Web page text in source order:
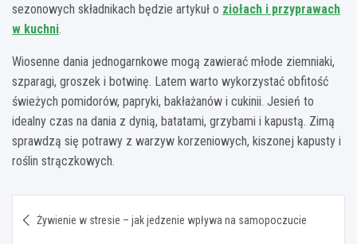
sezonowych składnikach będzie artykuł o ziołach i przyprawach
w kuchni.
Wiosenne dania jednogarnkowe mogą zawierać młode ziemniaki,
szparagi, groszek i botwinę. Latem warto wykorzystać obfitość
świeżych pomidorów, papryki, bakłażanów i cukinii. Jesień to
idealny czas na dania z dynią, batatami, grzybami i kapustą. Zimą
sprawdzą się potrawy z warzyw korzeniowych, kiszonej kapusty i
roślin strączkowych.
wpisu
Żywienie w stresie – jak jedzenie wpływa na samopoczucie